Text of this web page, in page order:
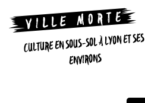
CULTURE EN SOUS-SOL À LYON ET SES
ENVIRONS